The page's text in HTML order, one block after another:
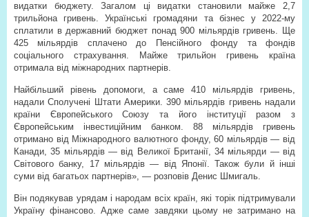
видатки бюджету. Загалом ці видатки становили майже 2,7
трильйона гривень. Українські громадяни та бізнес у 2022-му
сплатили в державний бюджет понад 900 мільярдів гривень. Ще
425 мільярдів сплачено до Пенсійного фонду та фондів
соціального страхування. Майже трильйон гривень країна
отримала від міжнародних партнерів.
Найбільший рівень допомоги, а саме 410 мільярдів гривень,
надали Сполучені Штати Америки. 390 мільярдів гривень надали
країни Європейського Союзу та його інституції разом з
Європейським інвестиційним банком. 88 мільярдів гривень
отримано від Міжнародного валютного фонду, 60 мільярдів — від
Канади, 35 мільярдів — від Великої Британії, 34 мільярди — від
Світового банку, 17 мільярдів — від Японії. Також були й інші
суми від багатьох партнерів», — розповів Денис Шмигаль.
Він подякував урядам і народам всіх країн, які торік підтримували
Україну фінансово. Адже саме завдяки цьому не затримано на